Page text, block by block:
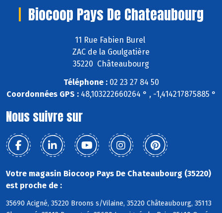
Biocoop Pays De Chateaubourg
11 Rue Fabien Burel
ZAC de la Goulgatière
35220 Châteaubourg
Téléphone :02 23 27 84 50
Coordonnées GPS :48,103222660264 ° , -1,414217875885 °
Nous suivre sur
Votre magasin Biocoop Pays De Chateaubourg (35220)
est proche de :
35690 Acigné, 35220 Broons s/Vilaine, 35220 Châteaubourg, 35113